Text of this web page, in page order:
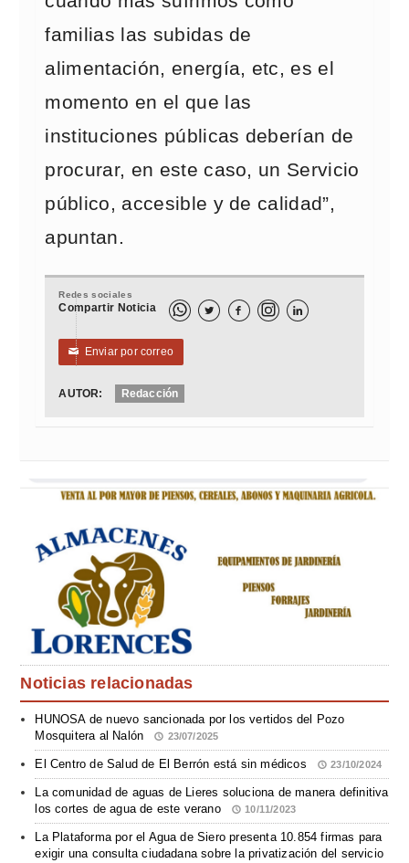
familias las subidas de
alimentación, energía, etc, es el
momento en el que las
instituciones públicas deberían de
procurar, en este caso, un Servicio
público, accesible y de calidad”,
apuntan.
Redes sociales
Compartir Noticia   
✉ Enviar por correo
AUTOR: Redacción
Noticias relacionadas
HUNOSA de nuevo sancionada por los vertidos del Pozo
Mosquitera al Nalón
23/07/2025
El Centro de Salud de El Berrón está sin médicos 23/10/2024
La comunidad de aguas de Lieres soluciona de manera definitiva
los cortes de agua de este verano
10/11/2023
La Plataforma por el Agua de Siero presenta 10.854 firmas para
exigir una consulta ciudadana sobre la privatización del servicio